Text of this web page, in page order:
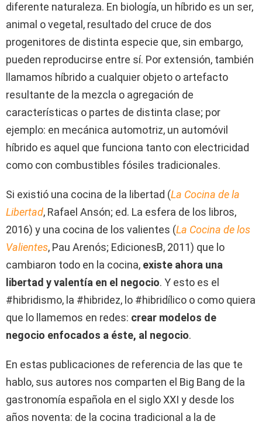
diferente naturaleza. En biología, un híbrido es un ser,
animal o vegetal, resultado del cruce de dos
progenitores de distinta especie que, sin embargo,
pueden reproducirse entre sí. Por extensión, también
llamamos híbrido a cualquier objeto o artefacto
resultante de la mezcla o agregación de
características o partes de distinta clase; por
ejemplo: en mecánica automotriz, un automóvil
híbrido es aquel que funciona tanto con electricidad
como con combustibles fósiles tradicionales.
Si existió una cocina de la libertad (La Cocina de la
Libertad, Rafael Ansón; ed. La esfera de los libros,
2016) y una cocina de los valientes (La Cocina de los
Valientes, Pau Arenós; EdicionesB, 2011) que lo
cambiaron todo en la cocina, existe ahora una
libertad y valentía en el negocio. Y esto es el
#hibridismo, la #hibridez, lo #hibridílico o como quiera
que lo llamemos en redes: crear modelos de
negocio enfocados a éste, al negocio.
En estas publicaciones de referencia de las que te
hablo, sus autores nos comparten el Big Bang de la
gastronomía española en el siglo XXI y desde los
años noventa: de la cocina tradicional a la de